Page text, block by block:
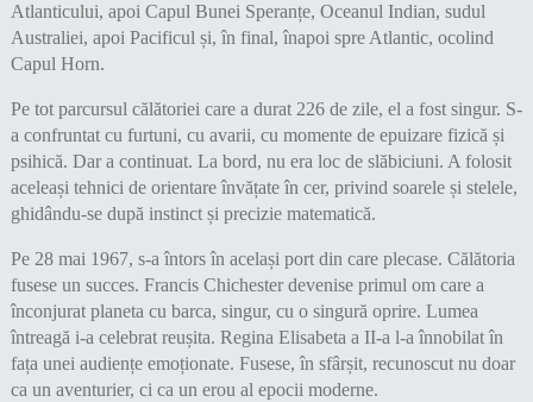
Atlanticului, apoi Capul Bunei Speranțe, Oceanul Indian, sudul
Australiei, apoi Pacificul și, în final, înapoi spre Atlantic, ocolind
Capul Horn.
Pe tot parcursul călătoriei care a durat 226 de zile, el a fost singur. S-
a confruntat cu furtuni, cu avarii, cu momente de epuizare fizică și
psihică. Dar a continuat. La bord, nu era loc de slăbiciuni. A folosit
aceleași tehnici de orientare învățate în cer, privind soarele și stelele,
ghidându-se după instinct și precizie matematică.
Pe 28 mai 1967, s-a întors în același port din care plecase. Călătoria
fusese un succes. Francis Chichester devenise primul om care a
înconjurat planeta cu barca, singur, cu o singură oprire. Lumea
întreagă i-a celebrat reușita. Regina Elisabeta a II-a l-a înnobilat în
fața unei audiențe emoționate. Fusese, în sfârșit, recunoscut nu doar
ca un aventurier, ci ca un erou al epocii moderne.